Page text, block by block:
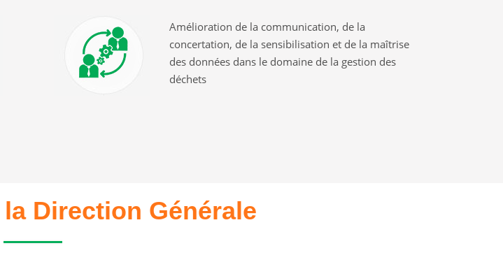
Amélioration de la communication, de la
concertation, de la sensibilisation et de la maîtrise
des données dans le domaine de la gestion des
déchets
Direction Générale